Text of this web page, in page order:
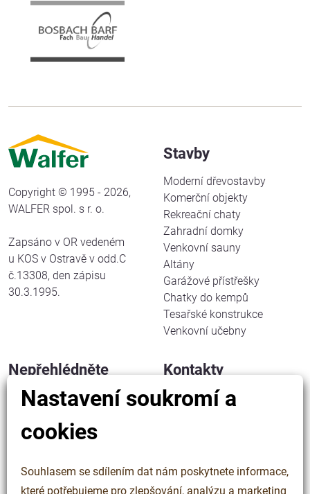
Copyright © 1995 - 2026,
WALFER spol. s r. o.
Zapsáno v OR vedeném
u KOS v Ostravě v odd.C
č.13308, den zápisu
30.3.1995.
Stavby
Moderní dřevostavby
Komerční objekty
Rekreační chaty
Zahradní domky
Venkovní sauny
Altány
Garážové přístřešky
Chatky do kempů
Tesařské konstrukce
Venkovní učebny
Nepřehlédněte
Jak pracujeme
Řekli o nás
Cookies
Kontakty
WALFER spol. s r. o.
IČ: 63323508
Nastavení soukromí a
cookies
Souhlasem se sdílením dat nám poskytnete informace,
které potřebujeme pro zlepšování, analýzu a marketing